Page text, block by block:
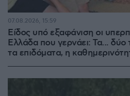
Είδος υπό εξαφάνιση οι
Ελλάδα που γερνάει: Τα... δύο
τα επιδόματα, η
07.08.2026, 15:59